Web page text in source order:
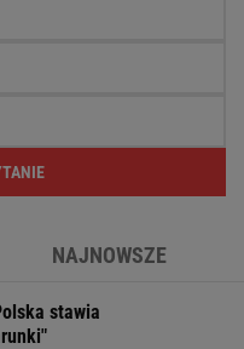
NAJNOWSZE
stawia